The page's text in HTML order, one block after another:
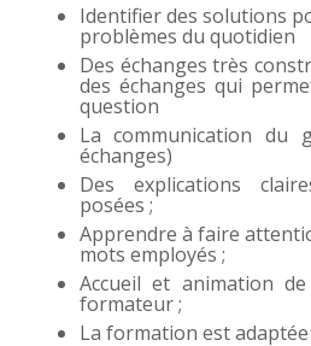
Identifier des solutions
problèmes du quotidien
Des échanges très
des échanges qui
question
La communication du
échanges)
Des explications
posées ;
Apprendre à faire
mots employés ;
Accueil et animation
formateur ;
La formation est